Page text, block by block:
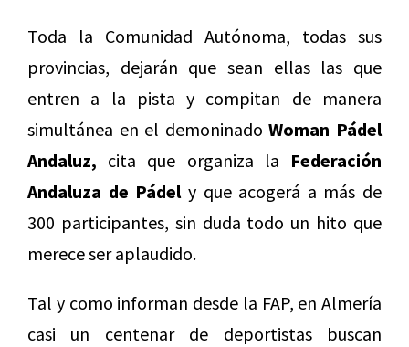
Toda la Comunidad Autónoma, todas sus
provincias, dejarán que sean ellas las que
entren a la pista y compitan de manera
simultánea en el demoninadoWoman Pádel
Andaluz, cita que organiza la Federación
Andaluza de Pádely que acogerá a más de
300 participantes, sin duda todo un hito que
merece ser aplaudido.
Tal y como informan desde la FAP, en Almería
casi un centenar de deportistas buscan